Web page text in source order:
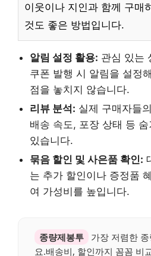
이웃이나 지인과 함께 구매
것도 좋은 방법입니다.
알림 설정 활용: 관심 있는
쿠폰 발행 시 알림을 설정
점을 놓치지 않습니다.
리뷰 분석: 실제 구매자들
배송 속도, 포장 상태 등
있습니다.
묶음 할인 및 사은품 확인:
는 추가 할인이나 증정품
여 가성비를 높입니다.
종량제봉투
가장 저렴한
요.배송비, 할인까지 꼼꼼 비